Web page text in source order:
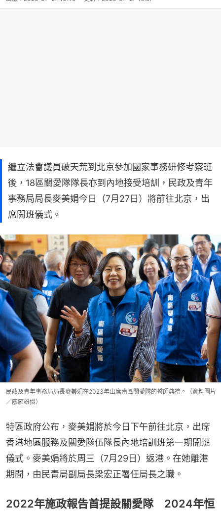
繼立法會議員破天荒到北京參加國家事務研修考察班
後，18區關愛隊隊長亦到內地接受培訓，民政及青年
事務局局長麥美娟今日（7月27日）將前往北京，出
席開班儀式。
民政及青年事務局局長麥美娟在2023年出席南區關愛隊的誓師典禮。（資料圖片
／廖雁雄攝）
特區政府公布，麥美娟將於今日下午前往北京，出席
香港地區服務及關愛隊伍隊長內地培訓班第一期開班
儀式。麥美娟將於周三（7月29日）返港。在她離港
期間，由民青局副局長梁宏正署任局長之職。
2022年施政報告首提設關愛隊 2024年恒